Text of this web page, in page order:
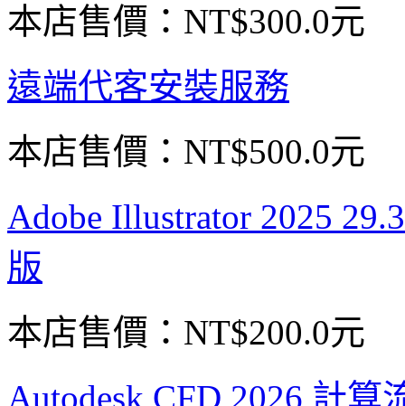
本店售價： NT$300.0元
遠端代客安裝服務
本店售價： NT$500.0元
Adobe Illustrator 2025
版
本店售價： NT$200.0元
Autodesk CFD 2026 計